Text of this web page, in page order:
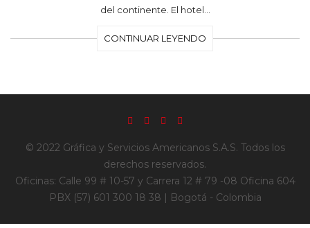
del continente. El hotel…
CONTINUAR LEYENDO
© 2022 Gráfica y Servicios Americanos S.A.S. Todos los
derechos reservados.
Oficinas: Calle 99 # 10-57 y Carrera 12 # 79 -08 Oficina 604
PBX (57) 601 300 18 38 | Bogotá - Colombia